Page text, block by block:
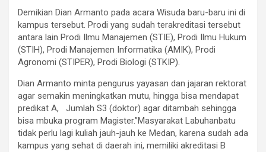
Demikian Dian Armanto pada acara Wisuda baru-baru ini di
kampus tersebut. Prodi yang sudah terakreditasi tersebut
antara lain Prodi Ilmu Manajemen (STIE), Prodi Ilmu Hukum
(STIH), Prodi Manajemen Informatika (AMIK), Prodi
Agronomi (STIPER), Prodi Biologi (STKIP).
Dian Armanto minta pengurus yayasan dan jajaran rektorat
agar semakin meningkatkan mutu, hingga bisa mendapat
predikat A, Jumlah S3 (doktor) agar ditambah sehingga
bisa mbuka program Magister.”Masyarakat Labuhanbatu
tidak perlu lagi kuliah jauh-jauh ke Medan, karena sudah ada
kampus yang sehat di daerah ini, memiliki akreditasi B